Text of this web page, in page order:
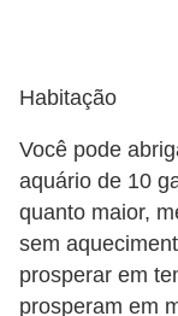
Habitação
Você pode
aquário de 10
quanto maior,
sem
prosperar em
prosperam em